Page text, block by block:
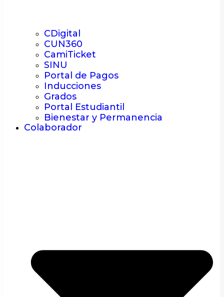
CDigital
CUN360
CamiTicket
SINU
Portal de Pagos
Inducciones
Grados
Portal Estudiantil
Bienestar y Permanencia
Colaborador